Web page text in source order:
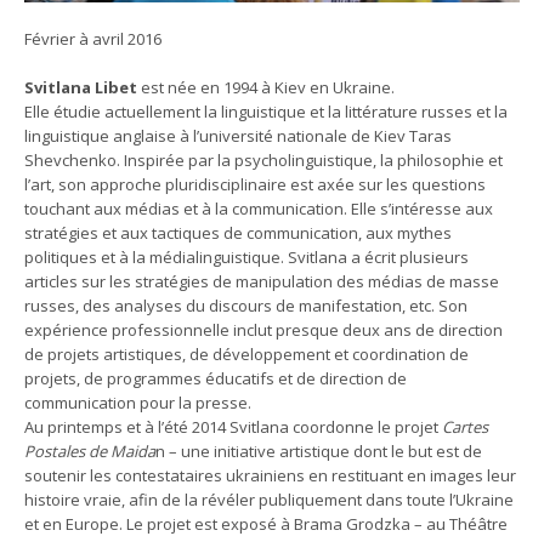
Février à avril 2016
Svitlana Libet est née en 1994 à Kiev en Ukraine.
Elle étudie actuellement la linguistique et la littérature russes et la
linguistique anglaise à l’université nationale de Kiev Taras
Shevchenko. Inspirée par la psycholinguistique, la philosophie et
l’art, son approche pluridisciplinaire est axée sur les questions
touchant aux médias et à la communication. Elle s’intéresse aux
stratégies et aux tactiques de communication, aux mythes
politiques et à la médialinguistique. Svitlana a écrit plusieurs
articles sur les stratégies de manipulation des médias de masse
russes, des analyses du discours de manifestation, etc. Son
expérience professionnelle inclut presque deux ans de direction
de projets artistiques, de développement et coordination de
projets, de programmes éducatifs et de direction de
communication pour la presse.
Au printemps et à l’été 2014 Svitlana coordonne le projet Cartes
Postales de Maidan – une initiative artistique dont le but est de
soutenir les contestataires ukrainiens en restituant en images leur
histoire vraie, afin de la révéler publiquement dans toute l’Ukraine
et en Europe. Le projet est exposé à Brama Grodzka – au Théâtre